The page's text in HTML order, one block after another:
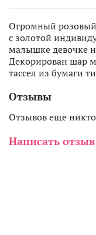
Огромный розовый
с золотой
малышке девочке
Декорирован шар
тассел из бумаги
Отзывы
Отзывов еще никто
Написать отзыв